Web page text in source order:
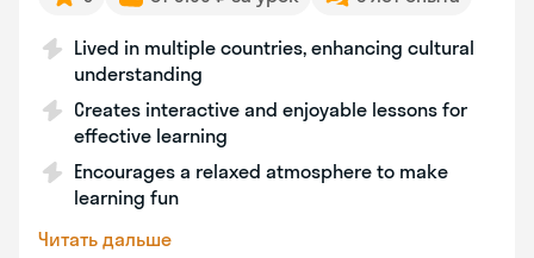
Lived in multiple countries, enhancing cultural
understanding
Creates interactive and enjoyable lessons for
effective learning
Encourages a relaxed atmosphere to make
learning fun
Читать дальше